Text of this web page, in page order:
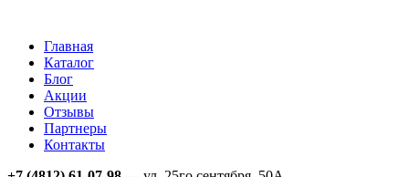
Главная
Каталог
Блог
Акции
Отзывы
Партнеры
Контакты